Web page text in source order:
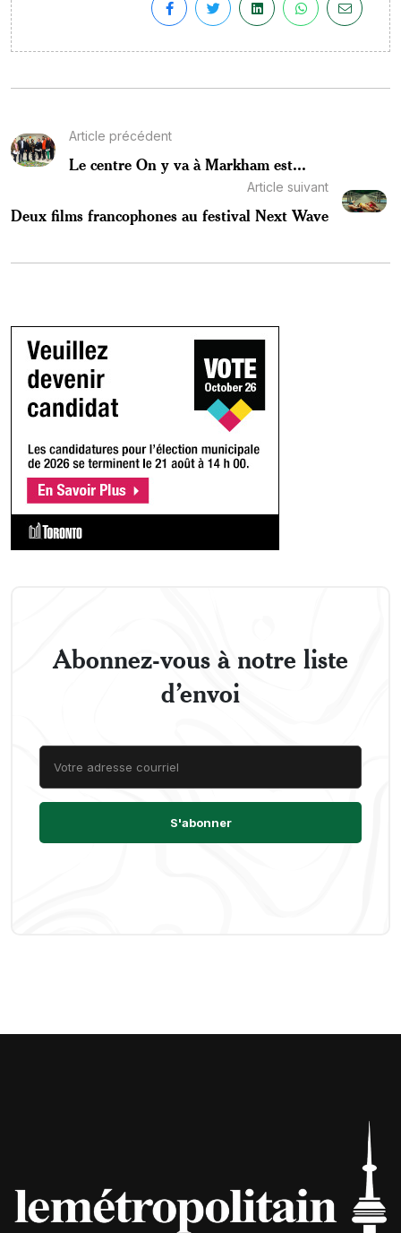
Article précédent
Le centre On y va à Markham est...
Article suivant
Deux films francophones au festival Next Wave
Abonnez-vous à notre liste
d’envoi